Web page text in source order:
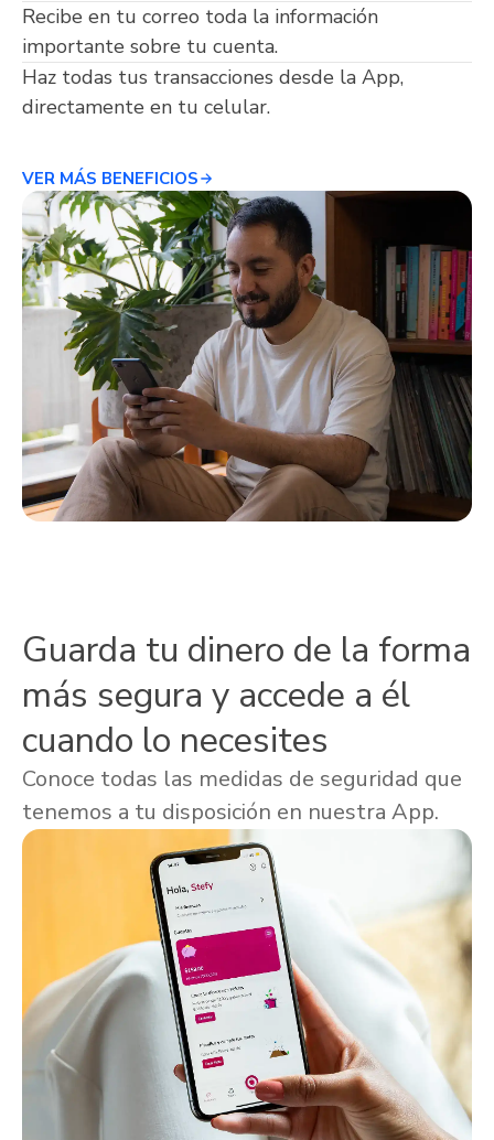
Recibe en tu correo toda la información
importante sobre tu cuenta.
Haz todas tus transacciones desde la App,
directamente en tu celular.
VER MÁS BENEFICIOS
Guarda tu dinero de la forma
más segura y accede a él
cuando lo necesites
Conoce todas las medidas de seguridad que
tenemos a tu disposición en nuestra App.